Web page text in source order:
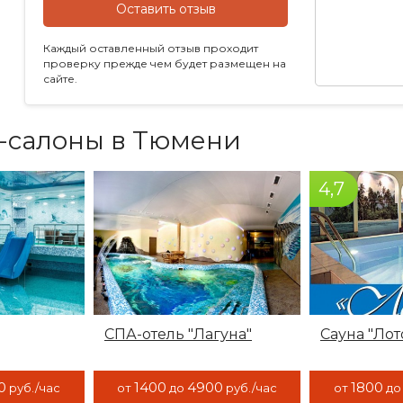
Оставить отзыв
Каждый оставленный отзыв проходит
проверку прежде чем будет размещен на
сайте.
салоны в Тюмени
руб./час
СПА-отель "Лагуна"
от1400 до 4900 руб./час
4,7
Сауна
от1800 до